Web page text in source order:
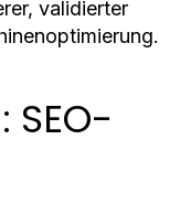
validierter
SEO-